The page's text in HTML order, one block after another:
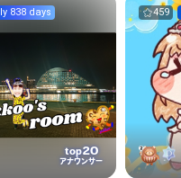
838 days
top20
アナウンサー
459